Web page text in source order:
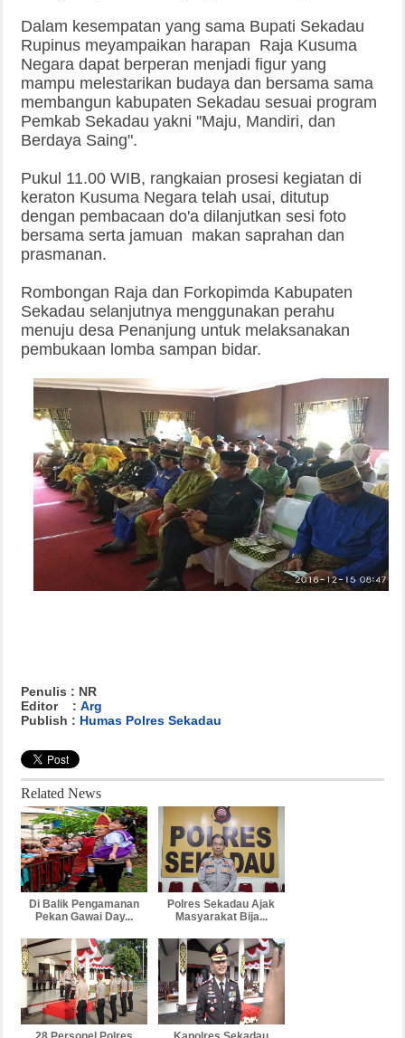
Dalam kesempatan yang sama Bupati Sekadau
Rupinus meyampaikan harapan Raja Kusuma
Negara dapat berperan menjadi figur yang
mampu melestarikan budaya dan bersama sama
membangun kabupaten Sekadau sesuai program
Pemkab Sekadau yakni ''Maju, Mandiri, dan
Berdaya Saing".
Pukul 11.00 WIB, rangkaian prosesi kegiatan di
keraton Kusuma Negara telah usai, ditutup
dengan pembacaan do'a dilanjutkan sesi foto
bersama serta jamuan makan saprahan dan
prasmanan.
Rombongan Raja dan Forkopimda Kabupaten
Sekadau selanjutnya menggunakan perahu
menuju desa Penanjung untuk melaksanakan
pembukaan lomba sampan bidar.
Penulis : NR
Editor : Arg
Publish : Humas Polres Sekadau
Related News
Di Balik Pengamanan
Pekan Gawai Day...
Polres Sekadau Ajak
Masyarakat Bija...